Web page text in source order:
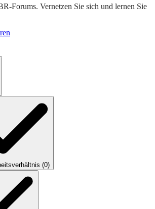
Forums. Vernetzen Sie sich und lernen Sie
(0)